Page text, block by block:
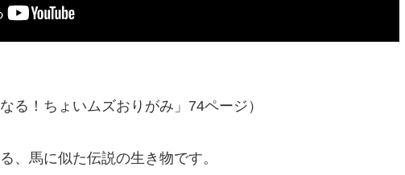
る！ちょいムズおりがみ」74ページ）
、馬に似た伝説の生き物です。